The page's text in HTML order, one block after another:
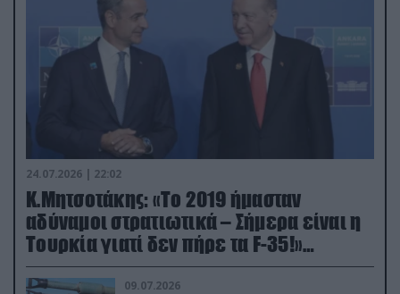
24.07.2026 | 22:02
Κ.Μητσοτάκης: «Το 2019 ήμασταν
αδύναμοι στρατιωτικά – Σήμερα είναι η
Τουρκία γιατί δεν πήρε τα F-35!»
(βίντεο)
09.07.2026